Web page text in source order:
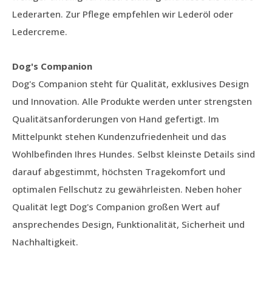
Lederarten. Zur Pflege empfehlen wir Lederöl oder
Ledercreme.
Dog's Companion
Dog's Companion steht für Qualität, exklusives Design
und Innovation. Alle Produkte werden unter strengsten
Qualitätsanforderungen von Hand gefertigt. Im
Mittelpunkt stehen Kundenzufriedenheit und das
Wohlbefinden Ihres Hundes. Selbst kleinste Details sind
darauf abgestimmt, höchsten Tragekomfort und
optimalen Fellschutz zu gewährleisten. Neben hoher
Qualität legt Dog's Companion großen Wert auf
ansprechendes Design, Funktionalität, Sicherheit und
Nachhaltigkeit.